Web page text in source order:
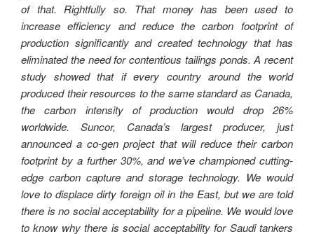
of that. Rightfully so. That money has been used to
increase efficiency and reduce the carbon footprint of
production significantly and created technology that has
eliminated the need for contentious tailings ponds. A recent
study showed that if every country around the world
produced their resources to the same standard as Canada,
the carbon intensity of production would drop 26%
worldwide. Suncor, Canada’s largest producer, just
announced a co-gen project that will reduce their carbon
footprint by a further 30%, and we’ve championed cutting-
edge carbon capture and storage technology. We would
love to displace dirty foreign oil in the East, but we are told
there is no social acceptability for a pipeline. We would love
to know why there is social acceptability for Saudi tankers